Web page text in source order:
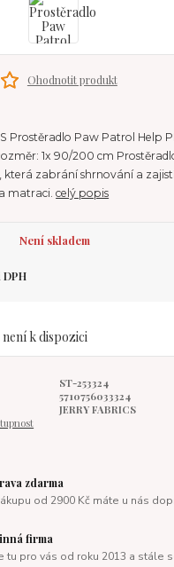
Ohodnotit produkt
Prostěradlo Paw Patrol Help
1x 90/200 cm
která zabrání shrnování a
matraci.celý popis
Není skladem
k dispozici
ST-253324
5710756033324
JERRY FABRICS
zdarma
od 2900 Kč máte u nás
firma
tu pro vás od roku 2013 a stále